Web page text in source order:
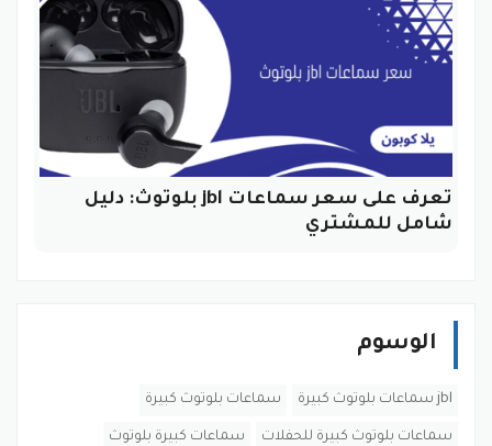
تعرف على سعر سماعات jbl بلوتوث: دليل
شامل للمشتري
الوسوم
jbl سماعات بلوتوث كبيرة سماعات بلوتوث كبيرة
سماعات بلوتوث كبيرة للحفلات سماعات كبيرة بلوتوث